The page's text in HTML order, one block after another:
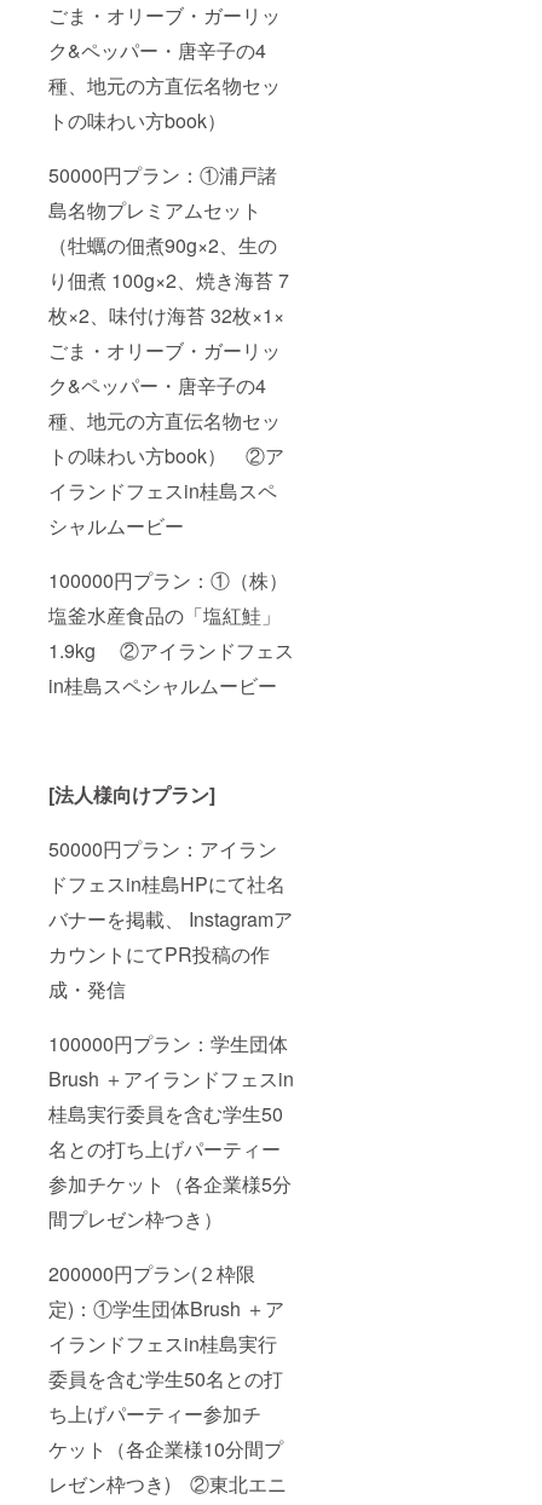
ごま・オリーブ・ガーリッ
ク&ペッパー・唐辛子の4
種、地元の方直伝名物セッ
トの味わい方book）
50000円プラン：①浦戸諸
島名物プレミアムセット
（牡蠣の佃煮90g×2、生の
り佃煮 100g×2、焼き海苔 7
枚×2、味付け海苔 32枚×1×
ごま・オリーブ・ガーリッ
ク&ペッパー・唐辛子の4
種、地元の方直伝名物セッ
トの味わい方book） ②ア
イランドフェスin桂島スペ
シャルムービー
100000円プラン：①（株）
塩釜水産食品の「塩紅鮭」
1.9kg ②アイランドフェス
in桂島スペシャルムービー
[法人様向けプラン]
50000円プラン：アイラン
ドフェスin桂島HPにて社名
バナーを掲載、 Instagramア
カウントにてPR投稿の作
成・発信
100000円プラン：学生団体
Brush ＋アイランドフェスin
桂島実行委員を含む学生50
名との打ち上げパーティー
参加チケット（各企業様5分
間プレゼン枠つき）
200000円プラン(２枠限
定)：①学生団体Brush ＋ア
イランドフェスin桂島実行
委員を含む学生50名との打
ち上げパーティー参加チ
ケット（各企業様10分間プ
レゼン枠つき) ②東北エニ